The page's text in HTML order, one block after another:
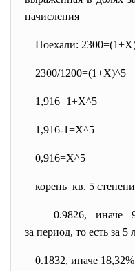
начисления
Поехали:
2300/1200=(1+Х)^5
1,916=1+Х^5
1,916-1=Х^5
0,916=Х^5
корень кв. 5
0.9826, иначе
за период, то есть за 5
0.1832, иначе